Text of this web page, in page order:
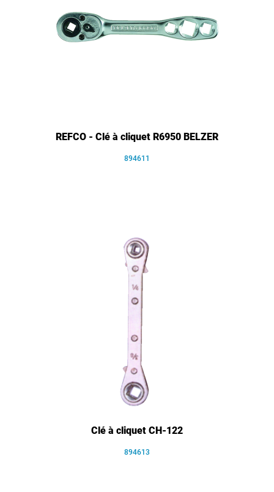
REFCO - Clé à cliquet R6950 BELZER
894611
Clé à cliquet CH-122
894613